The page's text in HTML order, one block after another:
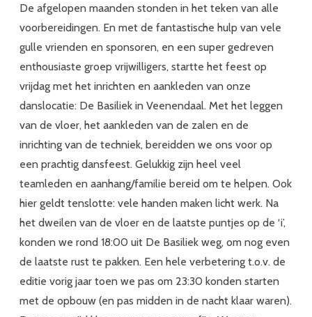
De afgelopen maanden stonden in het teken van alle
voorbereidingen. En met de fantastische hulp van vele
gulle vrienden en sponsoren, en een super gedreven
enthousiaste groep vrijwilligers, startte het feest op
vrijdag met het inrichten en aankleden van onze
danslocatie: De Basiliek in Veenendaal. Met het leggen
van de vloer, het aankleden van de zalen en de
inrichting van de techniek, bereidden we ons voor op
een prachtig dansfeest. Gelukkig zijn heel veel
teamleden en aanhang/familie bereid om te helpen. Ook
hier geldt tenslotte: vele handen maken licht werk. Na
het dweilen van de vloer en de laatste puntjes op de ‘i’,
konden we rond 18:00 uit De Basiliek weg, om nog even
de laatste rust te pakken. Een hele verbetering t.o.v. de
editie vorig jaar toen we pas om 23:30 konden starten
met de opbouw (en pas midden in de nacht klaar waren).